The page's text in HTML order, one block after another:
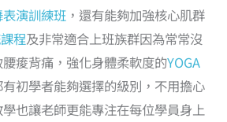
演訓練班 ，還有能夠加強核心肌群
程及非常適合上班族群因為常常沒
痠背痛，強化身體柔軟度的YOGA
有初學者能夠選擇的級別，不用擔心
也讓老師更能專注在每位學員身上